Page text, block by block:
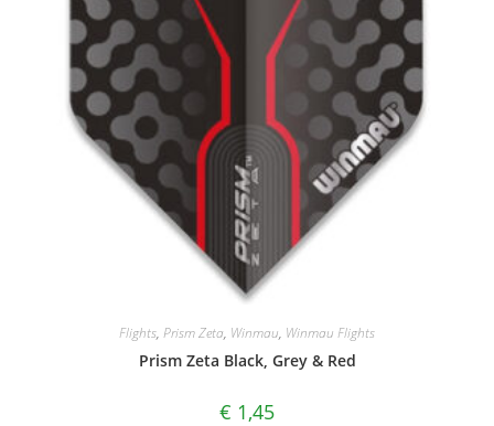
Flights, Prism Zeta, Winmau, Winmau Flights
Prism Zeta Black, Grey & Red
€ 1,45